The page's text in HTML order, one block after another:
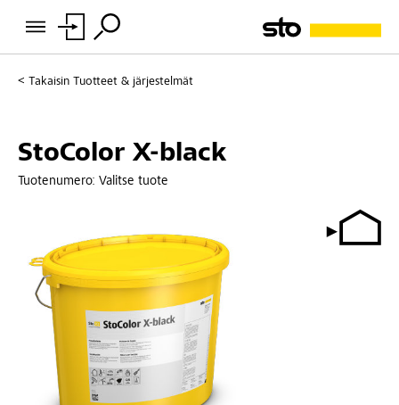
Takaisin Tuotteet & järjestelmät
StoColor X-black
Tuotenumero: Valitse tuote